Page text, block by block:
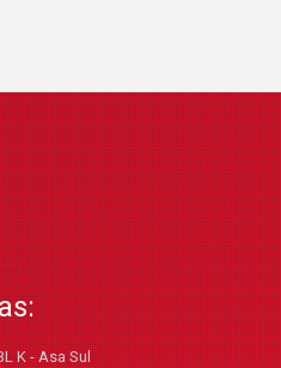
K - Asa Sul